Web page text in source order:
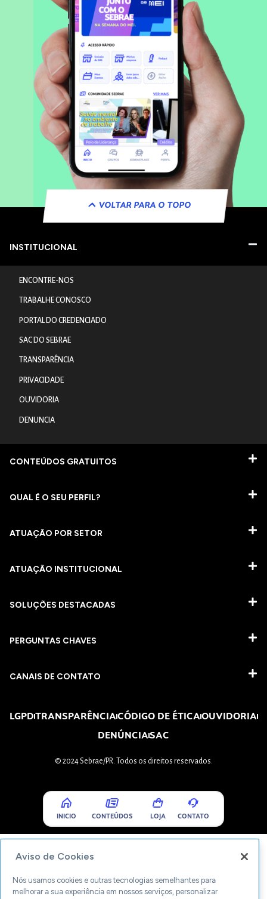
VOLTAR PARA O TOPO
INSTITUCIONAL
ENCONTRE-NOS
TRABALHE CONOSCO
PORTAL DO CREDENCIADO
SAC DO SEBRAE
TRANSPARÊNCIA
PRIVACIDADE
OUVIDORIA
DENUNCIA
CONTEÚDOS GRATUITOS
QUAL É O SEU PERFIL?
ATUAÇÃO POR SETOR
ATUAÇÃO INSTITUCIONAL
SOLUÇÕES DESTACADAS
PERGUNTAS CHAVES​
CANAIS DE CONTATO
LGPDTRANSPARÊNCIACÓDIGO DE ÉTICAOUVIDORIA
DENÚNCIASAC
© 2024 Sebrae/PR. Todos os direitos reservados.
INICIO CONTEÚDOS LOJA CONTATO
Aviso de Cookies
Nós usamos cookies e outras tecnologias semelhantes para
melhorar a sua experiência em nossos serviços, personalizar